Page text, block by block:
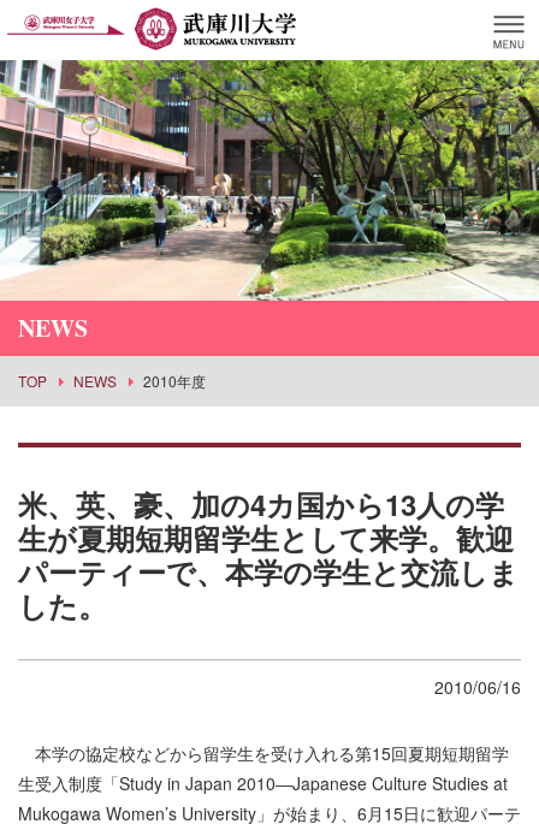
NEWS
TOP NEWS 2010年度
米、英、豪、加の4カ国から13人の学
生が夏期短期留学生として来学。歓迎
パーティーで、本学の学生と交流しま
した。
2010/06/16
本学の協定校などから留学生を受け入れる第15回夏期短期留学
生受入制度「Study in Japan 2010―Japanese Culture Studies at
Mukogawa Women’s University」が始まり、6月15日に歓迎パーテ